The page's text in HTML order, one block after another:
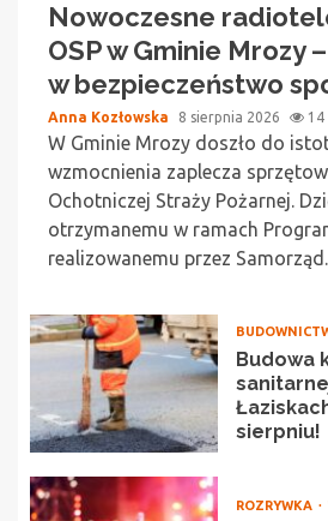
Nowoczesne
OSP w Gminie Mrozy
w bezpieczeństwo
Anna Kozłowska 8 sierpnia 2026 14
W Gminie Mrozy doszło do
wzmocnienia zaplecza
Ochotniczej Straży Pożarnej.
otrzymanemu w ramach
realizowanemu przez
Budowa
sierpniu!
ROZRYWKA